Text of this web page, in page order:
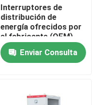
Interruptores de
distribución de
energía ofrecidos por
el fabricante (OEM)
para interruptores de
vacío o SF6 y
temperatura ambiente
Enviar Consulta